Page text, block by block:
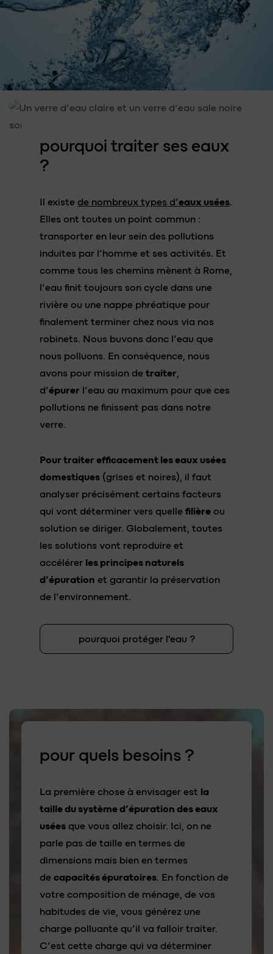
pourquoi traiter ses eaux
?
Il existe de nombreux types d’eaux usées.
Elles ont toutes un point commun :
transporter en leur sein des pollutions
induites par l’homme et ses activités. Et
comme tous les chemins mènent à Rome,
l’eau finit toujours son cycle dans une
rivière ou une nappe phréatique pour
finalement terminer chez nous via nos
robinets. Nous buvons donc l’eau que
nous polluons. En conséquence, nous
avons pour mission de traiter,
d’épurer l’eau au maximum pour que ces
pollutions ne finissent pas dans notre
verre.
Pour traiter efficacement les eaux usées
domestiques (grises et noires), il faut
analyser précisément certains facteurs
qui vont déterminer vers quelle filière ou
solution se diriger. Globalement, toutes
les solutions vont reproduire et
accélérer les principes naturels
d’épuration et garantir la préservation
de l’environnement.
pourquoi protéger l'eau ?
pour quels besoins ?
La première chose à envisager est la
taille du système d’épuration des eaux
usées que vous allez choisir. Ici, on ne
parle pas de taille en termes de
dimensions mais bien en termes
de capacités épuratoires. En fonction de
votre composition de ménage, de vos
habitudes de vie, vous générez une
charge polluante qu’il va falloir traiter.
C’est cette charge qui va déterminer